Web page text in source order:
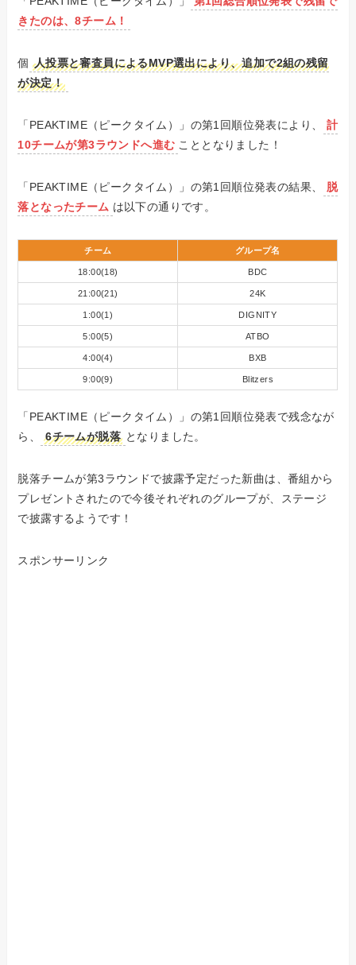
きたのは、8チーム！
個 人投票と審査員によるMVP選出により、追加で2組の残留
が決定！
「PEAKTIME（ピークタイム）」の第1回順位発表により、
計
10チームが第3ラウンドへ進む こととなりました！
「PEAKTIME（ピークタイム）」の第1回順位発表の結果、
脱
落となったチーム は以下の通りです。
チーム グループ名
18:00(18) BDC
21:00(21) 24K
1:00(1) DIGNITY
5:00(5) ATBO
4:00(4) BXB
9:00(9) Blitzers
「PEAKTIME（ピークタイム）」の第1回順位発表で残念なが
ら、
6チームが脱落 となりました。
脱落チームが第3ラウンドで披露予定だった新曲は、番組から
プレゼントされたので今後それぞれのグループが、ステージ
で披露するようです！
スポンサーリンク